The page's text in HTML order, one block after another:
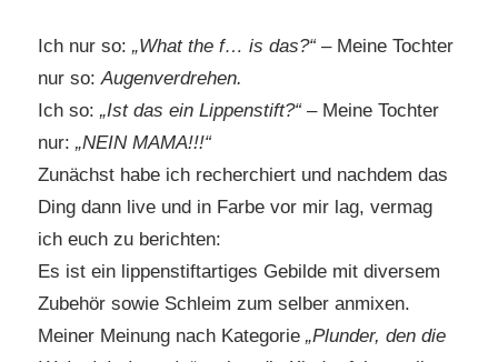
Ich nur so: „What the f… is das?“ – Meine Tochter
nur so:Augenverdrehen.
Ich so: „Ist das ein Lippenstift?“ – Meine Tochter
nur: „NEIN MAMA!!!“
Zunächst habe ich recherchiert und nachdem das
Ding dann live und in Farbe vor mir lag, vermag
ich euch zu berichten:
Es ist ein lippenstiftartiges Gebilde mit diversem
Zubehör sowie Schleim zum selber anmixen.
Meiner Meinung nach Kategorie „Plunder, den die